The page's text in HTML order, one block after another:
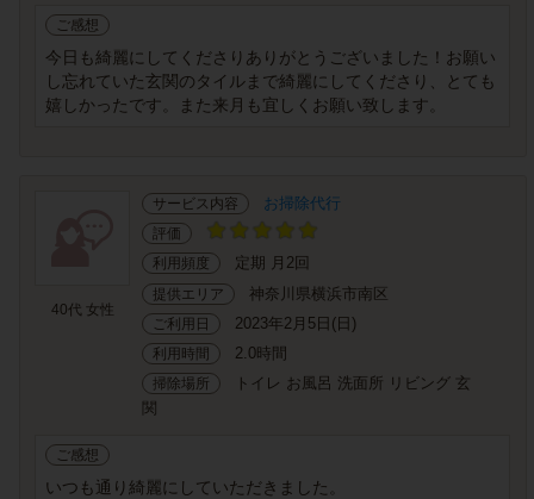
ご感想
今日も綺麗にしてくださりありがとうございました！お願い
し忘れていた玄関のタイルまで綺麗にしてくださり、とても
嬉しかったです。また来月も宜しくお願い致します。
40代 女性
サービス内容 お掃除代行
評価
利用頻度
定期 月2回
提供エリア 神奈川県横浜市南区
ご利用日 2023年2月5日(日)
利用時間 2.0時間
掃除場所
トイレ お風呂 洗面所 リビング 玄
関
ご感想
いつも通り綺麗にしていただきました。